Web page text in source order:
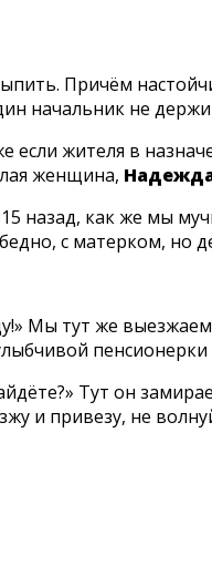
Причём
начальник не
если жителя в
женщина,
назад, как же мы
с матерком, но
Мы тут же
пенсионерки
Тут он
и привезу, не